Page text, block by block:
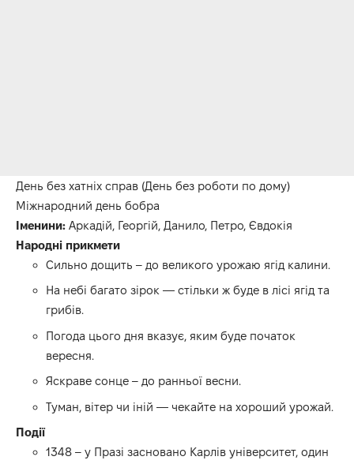
День без хатніх справ (День без роботи по дому)
Міжнародний день бобра
Іменини: Аркадій, Георгій, Данило, Петро, Євдокія
Народні прикмети
Сильно дощить – до великого урожаю ягід калини.
На небі багато зірок — стільки ж буде в лісі ягід та
грибів.
Погода цього дня вказує, яким буде початок
вересня.
Яскраве сонце – до ранньої весни.
Туман, вітер чи іній — чекайте на хороший урожай.
Події
1348 – у Празі засновано Карлів університет, один